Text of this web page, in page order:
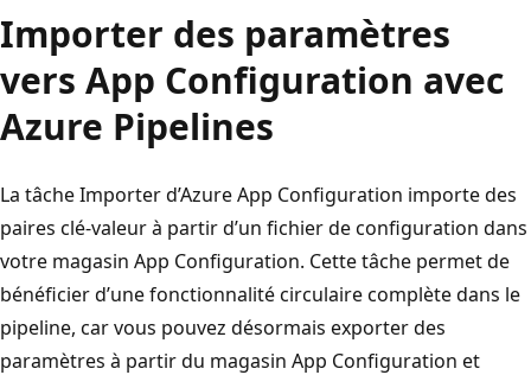
Importer des paramètres
vers App Configuration avec
Azure Pipelines
La tâche Importer d’Azure App Configuration importe des
paires clé-valeur à partir d’un fichier de configuration dans
votre magasin App Configuration. Cette tâche permet de
bénéficier d’une fonctionnalité circulaire complète dans le
pipeline, car vous pouvez désormais exporter des
paramètres à partir du magasin App Configuration et